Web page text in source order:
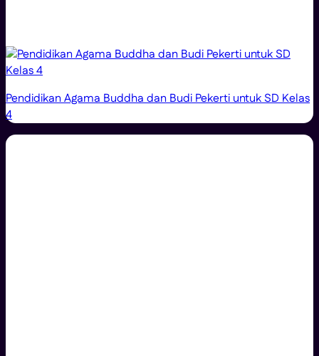
Pendidikan Agama Buddha dan Budi Pekerti untuk SD Kelas
4